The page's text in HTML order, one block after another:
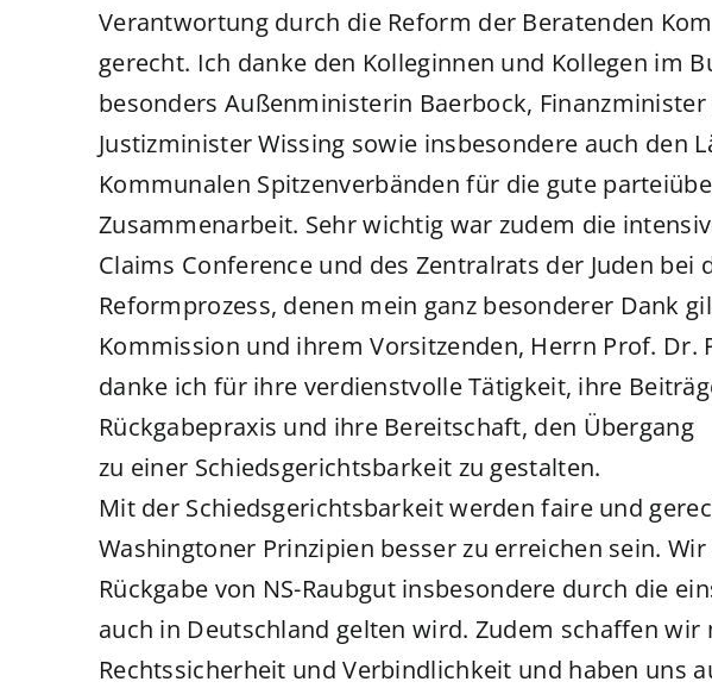
Verantwortung durch die Reform der Beratenden
gerecht. Ich danke den Kolleginnen und Kollegen im
besonders Außenministerin Baerbock, Finanzminister
Justizminister Wissing sowie insbesondere auch den
Kommunalen Spitzenverbänden für die gute
Zusammenarbeit. Sehr wichtig war zudem die
Claims Conference und des Zentralrats der Juden bei
Reformprozess, denen mein ganz besonderer Dank
Kommission und ihrem Vorsitzenden, Herrn Prof. Dr.
danke ich für ihre verdienstvolle Tätigkeit, ihre
Rückgabepraxis und ihre Bereitschaft, den Übergang
zu einer Schiedsgerichtsbarkeit zu gestalten.
Mit der Schiedsgerichtsbarkeit werden faire und
Washingtoner Prinzipien besser zu erreichen sein.
Rückgabe von NS-Raubgut insbesondere durch die
auch in Deutschland gelten wird. Zudem schaffen wir
Rechtssicherheit und Verbindlichkeit und haben uns